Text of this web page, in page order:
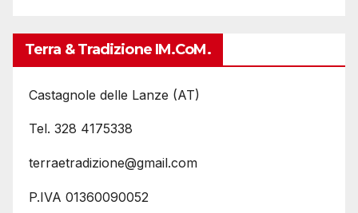
Terra & Tradizione IM.coM.
Castagnole delle Lanze (AT)
Tel. 328 4175338
terraetradizione@gmail.com
P.IVA 01360090052